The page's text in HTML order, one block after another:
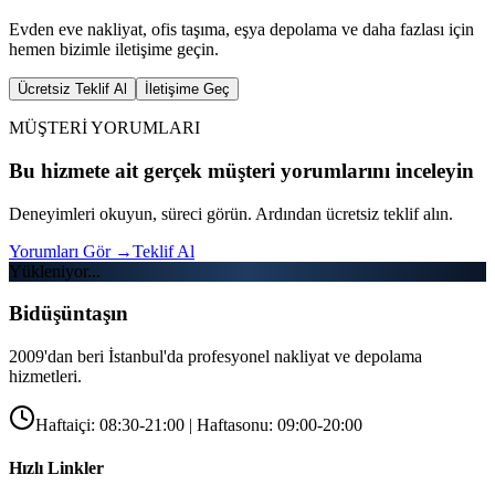
Evden eve nakliyat, ofis taşıma, eşya depolama ve daha fazlası için
hemen bizimle iletişime geçin.
Ücretsiz Teklif Al İletişime Geç
MÜŞTERİ YORUMLARI
Bu hizmete ait gerçek müşteri yorumlarını inceleyin
Deneyimleri okuyun, süreci görün. Ardından ücretsiz teklif alın.
Yorumları Gör →Teklif Al
Yükleniyor...
Bidüşüntaşın
2009'dan beri İstanbul'da profesyonel nakliyat ve depolama
hizmetleri.
Haftaiçi: 08:30-21:00 | Haftasonu: 09:00-20:00
Hızlı Linkler